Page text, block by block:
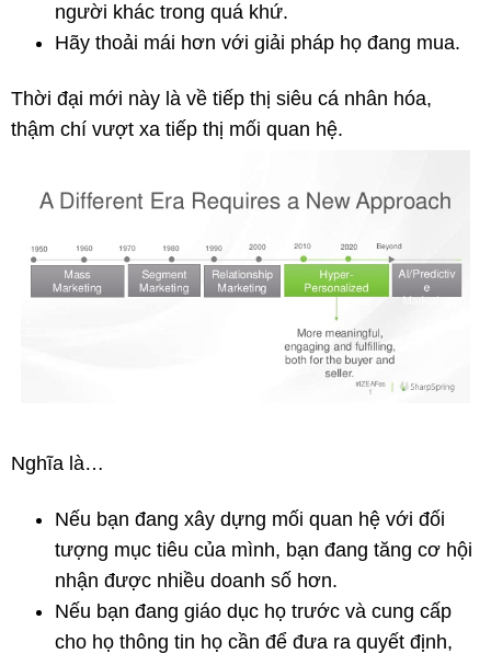
người khác trong quá khứ.
Hãy thoải mái hơn với giải pháp họ đang mua.
Thời đại mới này là về tiếp thị siêu cá nhân hóa,
thậm chí vượt xa tiếp thị mối quan hệ.
Nghĩa là…
Nếu bạn đang xây dựng mối quan hệ với đối
tượng mục tiêu của mình, bạn đang tăng cơ hội
nhận được nhiều doanh số hơn.
Nếu bạn đang giáo dục họ trước và cung cấp
cho họ thông tin họ cần để đưa ra quyết định,